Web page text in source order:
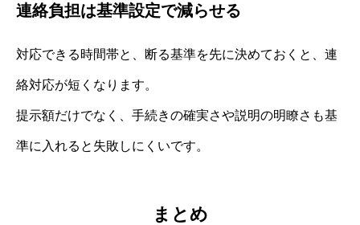
連絡負担は基準設定で減らせる
対応できる時間帯と、断る基準を先に決めておくと、連
絡対応が短くなります。
提示額だけでなく、手続きの確実さや説明の明瞭さも基
準に入れると失敗しにくいです。
まとめ